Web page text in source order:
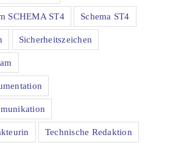
SCHEMA ST4 Schema ST4
Sicherheitszeichen
Technische Redaktion